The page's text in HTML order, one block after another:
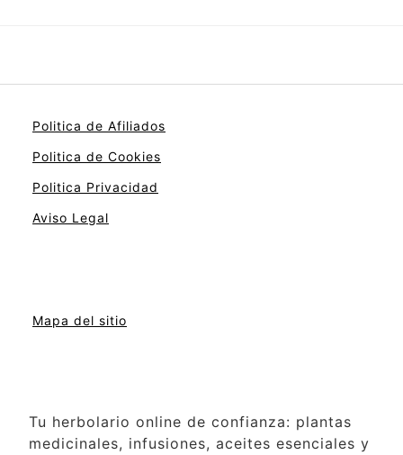
Politica de Afiliados
Politica de Cookies
Politica Privacidad
Aviso Legal
Mapa del sitio
Tu herbolario online de confianza: plantas
medicinales, infusiones, aceites esenciales y